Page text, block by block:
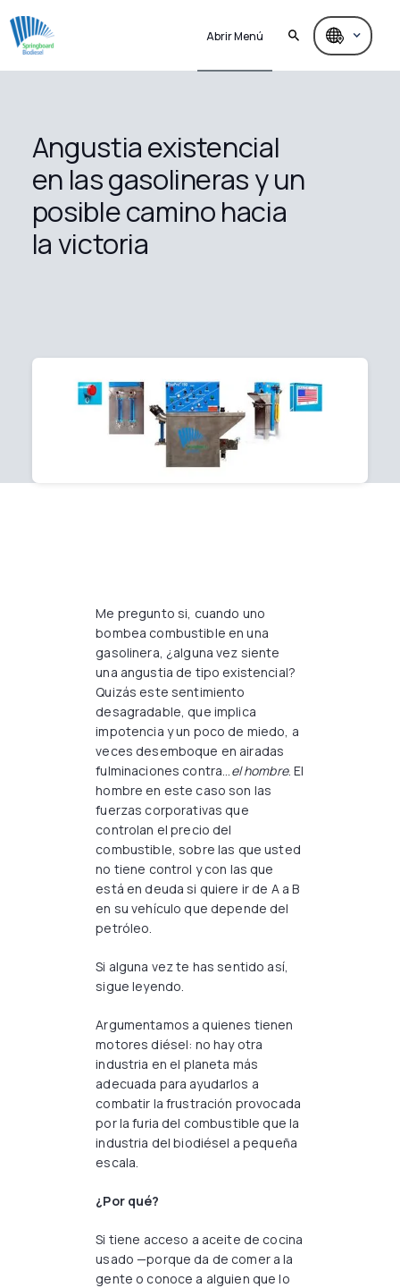
Abrir Menú
Angustia existencial
en las gasolineras y un
posible camino hacia
la victoria
Me pregunto si, cuando uno
bombea combustible en una
gasolinera, ¿alguna vez siente
una angustia de tipo existencial?
Quizás este sentimiento
desagradable, que implica
impotencia y un poco de miedo, a
veces desemboque en airadas
fulminaciones contra...el hombre. El
hombre en este caso son las
fuerzas corporativas que
controlan el precio del
combustible, sobre las que usted
no tiene control y con las que
está en deuda si quiere ir de A a B
en su vehículo que depende del
petróleo.
Si alguna vez te has sentido así,
sigue leyendo.
Argumentamos a quienes tienen
motores diésel: no hay otra
industria en el planeta más
adecuada para ayudarlos a
combatir la frustración provocada
por la furia del combustible que la
industria del biodiésel a pequeña
escala.
¿Por qué?
Si tiene acceso a aceite de cocina
usado —porque da de comer a la
gente o conoce a alguien que lo